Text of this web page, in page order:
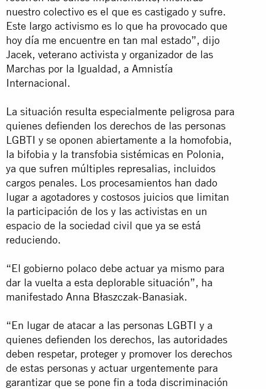
nuestro colectivo es el que es castigado y sufre.
Este largo activismo es lo que ha provocado que
hoy día me encuentre en tan mal estado”, dijo
Jacek, veterano activista y organizador de las
Marchas por la Igualdad, a Amnistía
Internacional.
La situación resulta especialmente peligrosa para
quienes defienden los derechos de las personas
LGBTI y se oponen abiertamente a la homofobia,
la bifobia y la transfobia sistémicas en Polonia,
ya que sufren múltiples represalias, incluidos
cargos penales. Los procesamientos han dado
lugar a agotadores y costosos juicios que limitan
la participación de los y las activistas en un
espacio de la sociedad civil que ya se está
reduciendo.
“El gobierno polaco debe actuar ya mismo para
dar la vuelta a esta deplorable situación”, ha
manifestado Anna Błaszczak-Banasiak.
“En lugar de atacar a las personas LGBTI y a
quienes defienden los derechos, las autoridades
deben respetar, proteger y promover los derechos
de estas personas y actuar urgentemente para
garantizar que se pone fin a toda discriminación